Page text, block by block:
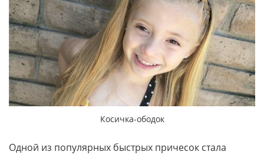
Косичка-ободок
Одной из популярных быстрых причесок стала